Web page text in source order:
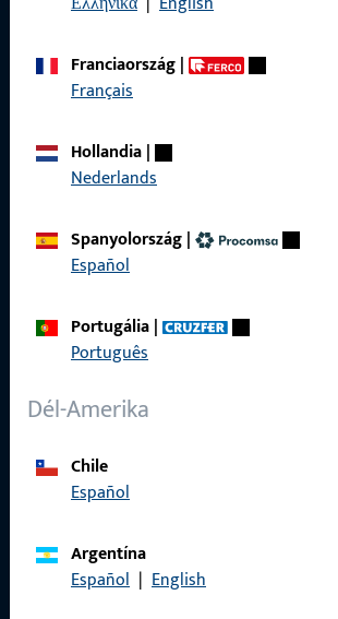
Franciaország|
Français
Hollandia|
Nederlands
Spanyolország|
Español
Portugália|
Português
Dél-Amerika
Chile
Español
Argentína
Español | English
Termékkatalógus
ProPoint Szolgáltatási Portál
Kapcsolatfelvétel